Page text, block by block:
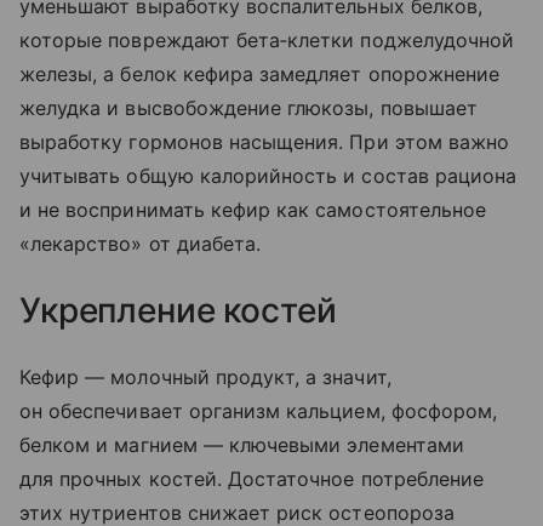
уменьшают выработку воспалительных белков,
которые повреждают бета‑клетки поджелудочной
железы, а белок кефира замедляет опорожнение
желудка и высвобождение глюкозы, повышает
выработку гормонов насыщения. При этом важно
учитывать общую калорийность и состав рациона
и не воспринимать кефир как самостоятельное
«лекарство» от диабета.
Укрепление костей
Кефир — молочный продукт, а значит,
он обеспечивает организм кальцием, фосфором,
белком и магнием — ключевыми элементами
для прочных костей. Достаточное потребление
этих нутриентов снижает риск остеопороза